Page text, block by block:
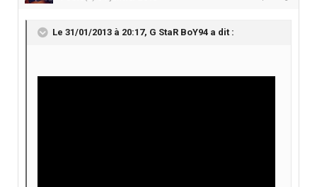
Le 31/01/2013 à 20:17, G StaR BoY94 a dit :